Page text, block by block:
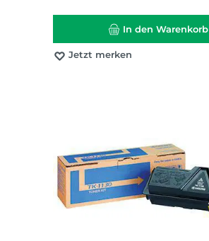
In den Warenkorb
Jetzt merken